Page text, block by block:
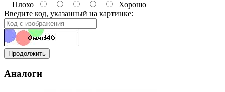
Плохо
Хорошо
Введите код, указанный на картинке:
Продолжить
Аналоги